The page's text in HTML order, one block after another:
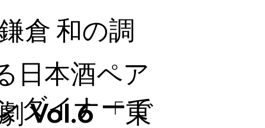
倉 和の調
日本酒ペア
ダイナーで​
Vol.6 「東